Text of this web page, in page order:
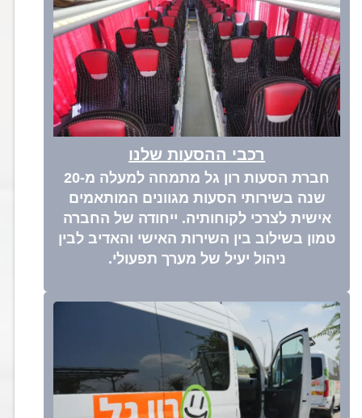
רכבי ההסעות שלנו
חברת הסעות רון גל מתמחה למעלה מ-20
שנה בשירותי הסעות מגוונים המותאמים
אישית לצרכי לקוחותיה. ייחודה של החברה
טמון בשילוב בין השירות האישי והאדיב לבין
ניהול יעיל של מערך תפעולי.